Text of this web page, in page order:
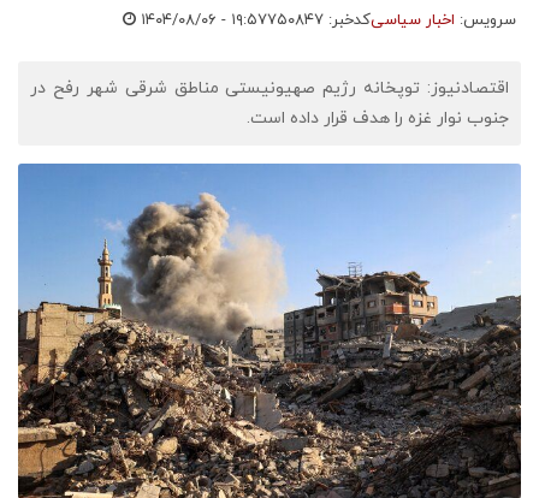
سرویس: اخبار سیاسیکدخبر: ۷۵۰۸۴۷ ۱۴۰۴/۰۸/۰۶ - ۱۹:۵۷
اقتصادنیوز: توپخانه رژیم صهیونیستی مناطق شرقی شهر رفح در
جنوب نوار غزه را هدف قرار داده است.